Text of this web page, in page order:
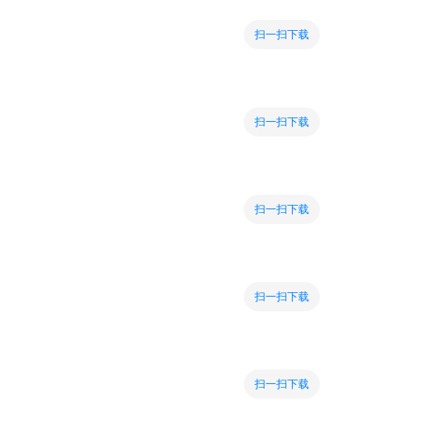
扫一扫下载
扫一扫下载
扫一扫下载
扫一扫下载
扫一扫下载